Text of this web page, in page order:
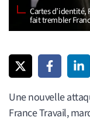
Cartes
fait trembler
Une nouvelle
France Travail,